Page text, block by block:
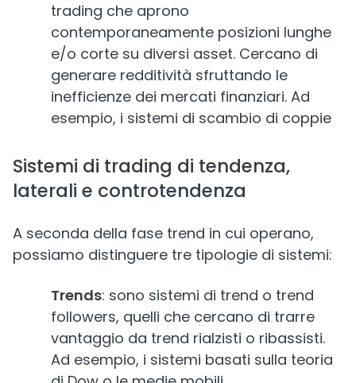
trading che aprono
contemporaneamente posizioni lunghe
e/o corte su diversi asset. Cercano di
generare redditività sfruttando le
inefficienze dei mercati finanziari. Ad
esempio, i sistemi di scambio di coppie
Sistemi di trading di tendenza,
laterali e controtendenza
A seconda della fase trend in cui operano,
possiamo distinguere tre tipologie di sistemi:
Trends: sono sistemi di trend o trend
followers, quelli che cercano di trarre
vantaggio da trend rialzisti o ribassisti.
Ad esempio, i sistemi basati sulla teoria